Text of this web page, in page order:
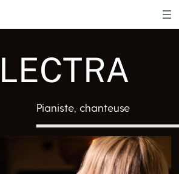
Pianiste, chanteuse